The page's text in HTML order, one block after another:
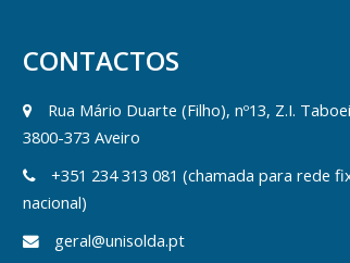
CONTACTOS
Rua Mário Duarte (Filho), nº13, Z.I.
3800-373 Aveiro
+351 234 313 081 (chamada para rede
nacional)
geral@unisolda.pt